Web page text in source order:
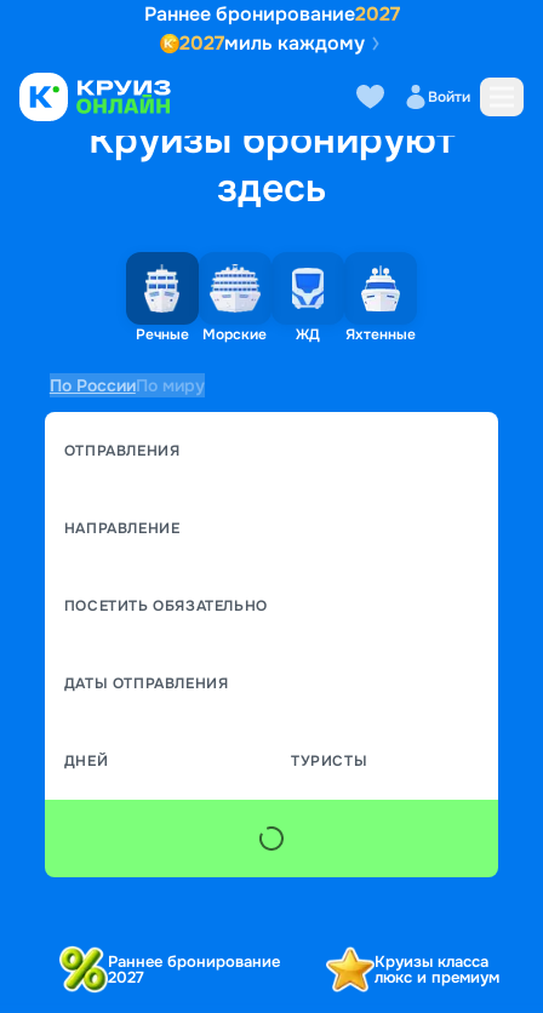
Раннее бронирование2027
2027миль каждому
Войти
Круизы бронируют
здесь
Речные Морские ЖД Яхтенные
По РоссииПо миру
ОТПРАВЛЕНИЯ
НАПРАВЛЕНИЕ
ПОСЕТИТЬ ОБЯЗАТЕЛЬНО
ДАТЫ ОТПРАВЛЕНИЯ
ДНЕЙ ТУРИСТЫ
Раннее бронирование
2027
Круизы класса
люкс и премиум